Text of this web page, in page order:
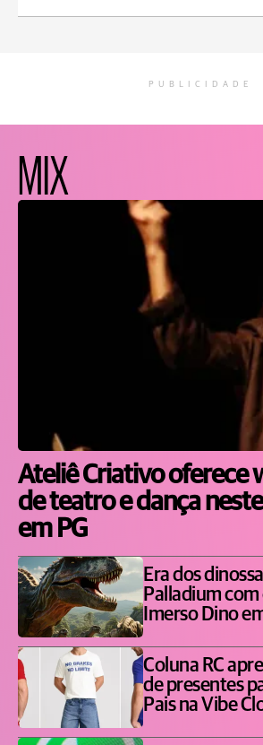
PUBLICIDADE
MIX
Ateliê Criativo oferece
de teatro e dança
em PG
Era dos
Palladium
Imerso Dino
Coluna RC
de presentes
Pais na Vibe